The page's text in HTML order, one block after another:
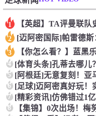
1
2
3
4
5
6
7
8